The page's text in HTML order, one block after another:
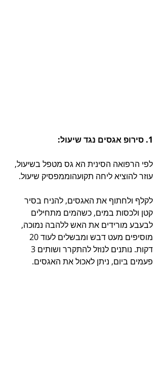
1. סירופ אגסים נגד שיעול:
לפי הרפואה הסינית הא גס מטפל בשיעול,
עוזר להוציא ליחה תקועהוממפסיק שיעול.
לקלף ולחתוף את האגסים, להניח בסיר
קטן ולכסות במים, כשהמים מתחילים
לבעבע מורידים את האש ללהבה נמוכה,
פעמים ביום, ניתן לאכול את האגסים.